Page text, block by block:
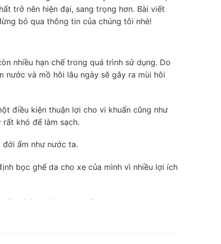
trở nên hiện đại, sang trọng hơn. Bài viết
bỏ qua thông tin của chúng tôi nhé!
nhiều hạn chế trong quá trình sử dụng. Do
nước và mồ hôi lâu ngày sẽ gây ra mùi hôi
điều kiện thuận lợi cho vi khuẩn cũng như
khó để làm sạch.
ẩm như nước ta.
bọc ghế da cho xe của mình vì nhiều lợi ích
khô thoáng, sạch sẽ,…